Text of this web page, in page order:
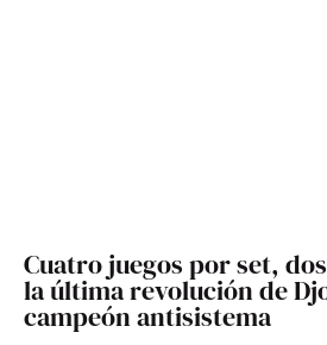
Cuatro juegos por set,
la última revolución de
campeón antisistema